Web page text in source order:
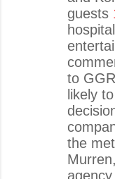
guests
to
likely
the